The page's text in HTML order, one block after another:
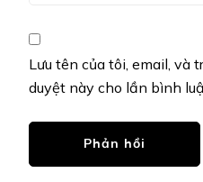
Lưu tên của tôi, email, và
duyệt này cho lần bình